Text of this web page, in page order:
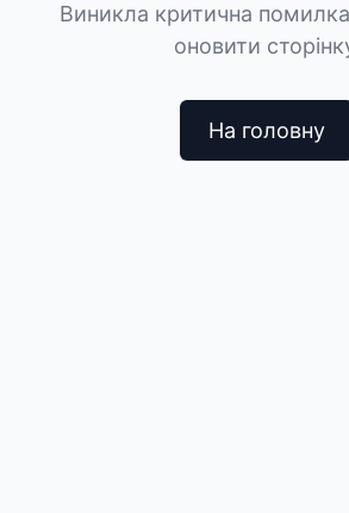
Виникла критична
оновити
На головну